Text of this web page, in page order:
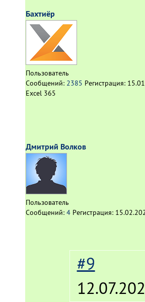
Бахтиёр
Пользователь
Сообщений: 2385 Регистрация:
Excel 365
Дмитрий Волков
Пользователь
Сообщений: 4 Регистрация:
#9